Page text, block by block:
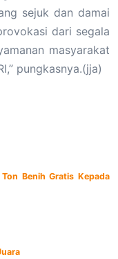
sejuk dan damai
dari segala
masyarakat
pungkasnya.(jja)
Benih Gratis Kepada